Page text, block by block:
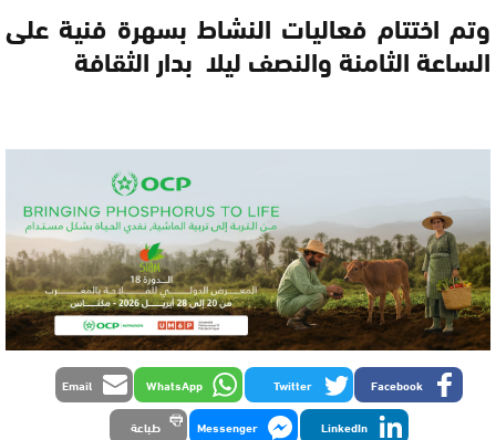
وتم اختتام فعاليات النشاط بسهرة فنية على
الساعة الثامنة والنصف ليلا بدار الثقافة
Facebook
Twitter
WhatsApp
Email
LinkedIn
Messenger طباعة